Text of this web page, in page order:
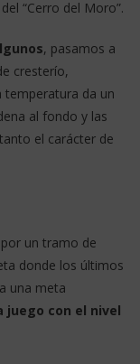
“Cerro del Moro”.
, pasamos a
cresterío,
temperatura da un
al fondo y las
el carácter de
un tramo de
donde los últimos
una meta
juego con el nivel